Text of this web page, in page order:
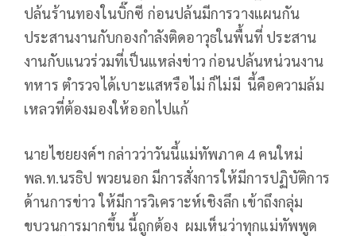
ปล้นร้านทองในบิ๊กซี ก่อนปล้นมีการวางแผนกัน
ประสานงานกับกองกำลังติดอาวุธในพื้นที่ ประสาน
งานกับแนวร่วมที่เป็นแหล่งข่าว ก่อนปล้นหน่วนงาน
ทหาร ตำรวจได้เบาะแสหรือไม่ ก็ไม่มี นี้คือความล้ม
เหลวที่ต้องมองให้ออกไปแก้
นายไชยยงค์ฯ กล่าวว่าวันนี้แม่ทัพภาค 4 คนใหม่
พล.ท.นรธิป พวยนอก มีการสั่งการให้มีการปฏิบัติการ
ด้านการข่าว ให้มีการวิเคราะห์เชิงลึก เข้าถึงกลุ่ม
ขบวนการมากขึ้น นี้ถูกต้อง ผมเห็นว่าทุกแม่ทัพพูด